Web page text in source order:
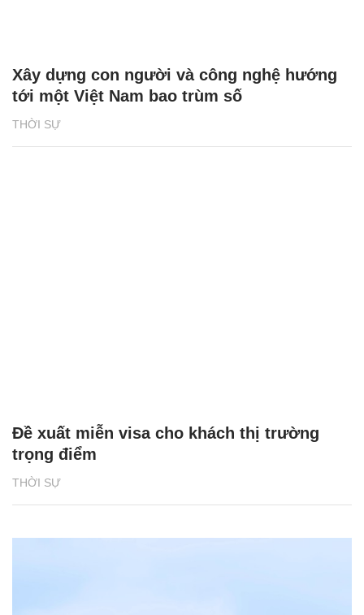
THỜI SỰ
Xây dựng con người và công nghệ hướng
tới một Việt Nam bao trùm số
THỜI SỰ
Đề xuất miễn visa cho khách thị trường
trọng điểm